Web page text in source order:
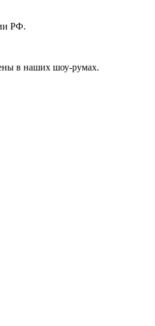
РФ.
в наших шоу-румах.